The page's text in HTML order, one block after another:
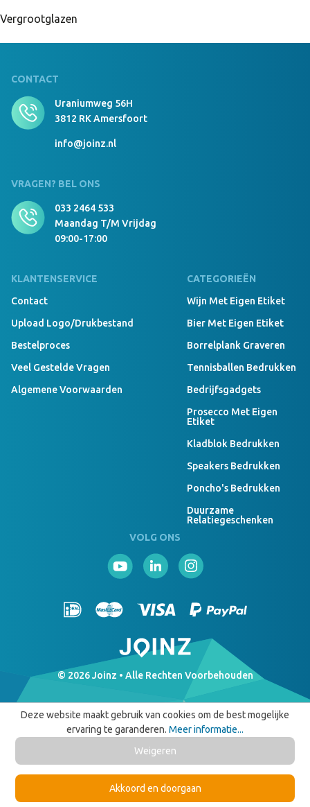
Vergrootglazen
CONTACT
Uraniumweg 56H
3812 RK Amersfoort
info@joinz.nl
VRAGEN? BEL ONS
033 2464 533
Maandag T/m Vrijdag
09:00-17:00
KLANTENSERVICE
Contact
Upload Logo/drukbestand
Bestelproces
Veel Gestelde Vragen
Algemene Voorwaarden
CATEGORIEËN
Wijn Met Eigen Etiket
Bier Met Eigen Etiket
Borrelplank Graveren
Tennisballen Bedrukken
Bedrijfsgadgets
Prosecco Met Eigen
Etiket
Kladblok Bedrukken
Speakers Bedrukken
Poncho's Bedrukken
Duurzame
Relatiegeschenken
VOLG ONS
© 2026 Joinz • Alle Rechten Voorbehouden
Deze website maakt gebruik van cookies om de best mogelijke
ervaring te garanderen. Meer informatie...
Weigeren
Akkoord en doorgaan